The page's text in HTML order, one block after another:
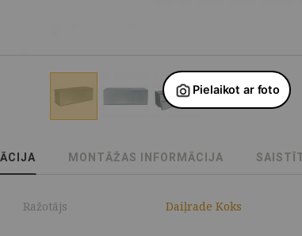
MONTĀŽAS INFORMĀCIJA
Ražotājs Daiļrade Koks